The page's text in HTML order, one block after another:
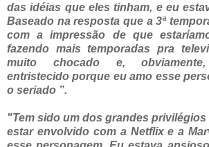
das idéias que eles tinham, e eu
Baseado na resposta que a 3ª
com a impressão de que
fazendo mais temporadas pra
muito chocado e, obviamente,
entristecido porque eu amo esse
o seriado ”.
"Tem sido um dos grandes privilégios
estar envolvido com a Netflix e a